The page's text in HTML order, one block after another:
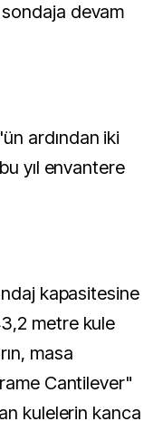
devam
ardından iki
yıl envantere
kapasitesine
metre kule
masa
Cantilever"
kulelerin kanca